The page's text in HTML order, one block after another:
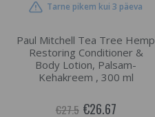
Tarne pikem kui 3 päeva
Paul Mitchell Tea Tree Hemp
Restoring Conditioner &
Body Lotion, Palsam-
Kehakreem , 300 ml
€27.5 €26.67